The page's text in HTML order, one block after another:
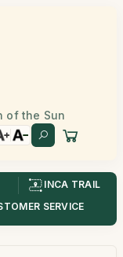
of the Sun
INCA TRAIL
SERVICE